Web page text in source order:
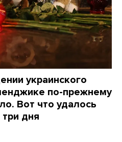
украинского
по-прежнему
Вот что удалось
три дня